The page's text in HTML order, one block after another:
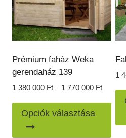
ki
Prémium faház Weka
gerendaház 139
1 380 000 Ft – 1 770 000 Ft
Opciók választása
1